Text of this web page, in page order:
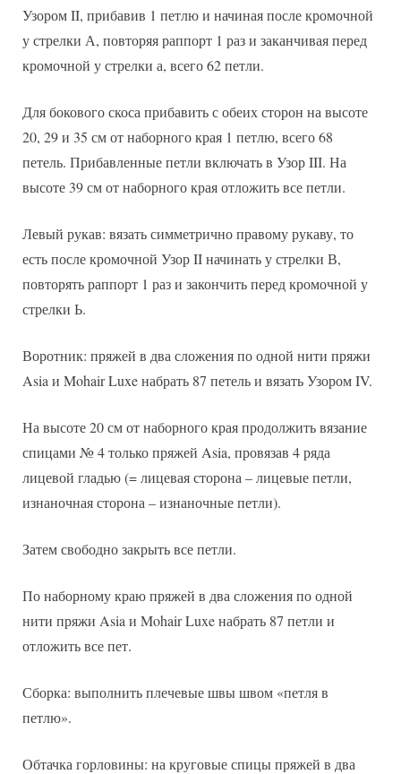
Узором II, прибавив 1 петлю и начиная после кромочной
у стрелки А, повторяя раппорт 1 раз и заканчивая перед
кромочной у стрелки а, всего 62 петли.
Для бокового скоса прибавить с обеих сторон на высоте
20, 29 и 35 см от наборного края 1 петлю, всего 68
петель. Прибавленные петли включать в Узор III. На
высоте 39 см от наборного края отложить все петли.
Левый рукав: вязать симметрично правому рукаву, то
есть после кромочной Узор II начинать у стрелки В,
повторять раппорт 1 раз и закончить перед кромочной у
стрелки Ь.
Воротник: пряжей в два сложения по одной нити пряжи
Asia и Mohair Luxe набрать 87 петель и вязать Узором IV.
На высоте 20 см от наборного края продолжить вязание
спицами № 4 только пряжей Asia, провязав 4 ряда
лицевой гладью (= лицевая сторона – лицевые петли,
изнаночная сторона – изнаночные петли).
Затем свободно закрыть все петли.
По наборному краю пряжей в два сложения по одной
нити пряжи Asia и Mohair Luxe набрать 87 петли и
отложить все пет.
Сборка: выполнить плечевые швы швом «петля в
петлю».
Обтачка горловины: на круговые спицы пряжей в два